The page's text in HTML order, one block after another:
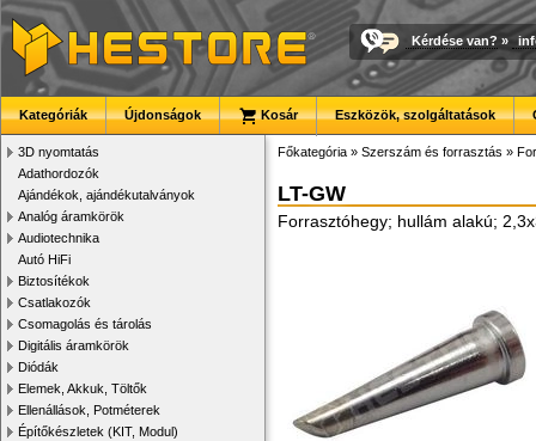
Kérdése van? »
Kategóriák Újdonságok Kosár Eszközök, szolgáltatások
3D nyomtatás
Adathordozók
Ajándékok, ajándékutalványok
Analóg áramkörök
Audiotechnika
Autó HiFi
Biztosítékok
Csatlakozók
Csomagolás és tárolás
Digitális áramkörök
Diódák
Elemek, Akkuk, Töltők
Ellenállások, Potméterek
Építőkészletek (KIT, Modul)
Főkategória » Szerszám és forrasztás »
LT-GW
Forrasztóhegy; hullám alakú;